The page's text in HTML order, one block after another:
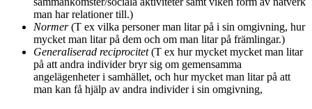
man har relationer till.)
Normer(T ex vilka personer man litar på i sin omgivning, hur
mycket man litar på dem och om man litar på främlingar.)
Generaliserad reciprocitet(T ex hur mycket mycket man litar
på att andra individer bryr sig om gemensamma
angelägenheter i samhället, och hur mycket man litar på att
man kan få hjälp av andra individer i sin omgivning,